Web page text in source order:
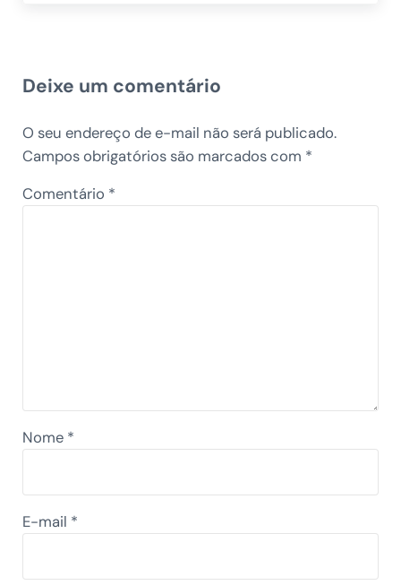
Deixe um comentário
O seu endereço de e-mail não será publicado.
Campos obrigatórios são marcados com *
Comentário *
Nome *
E-mail *